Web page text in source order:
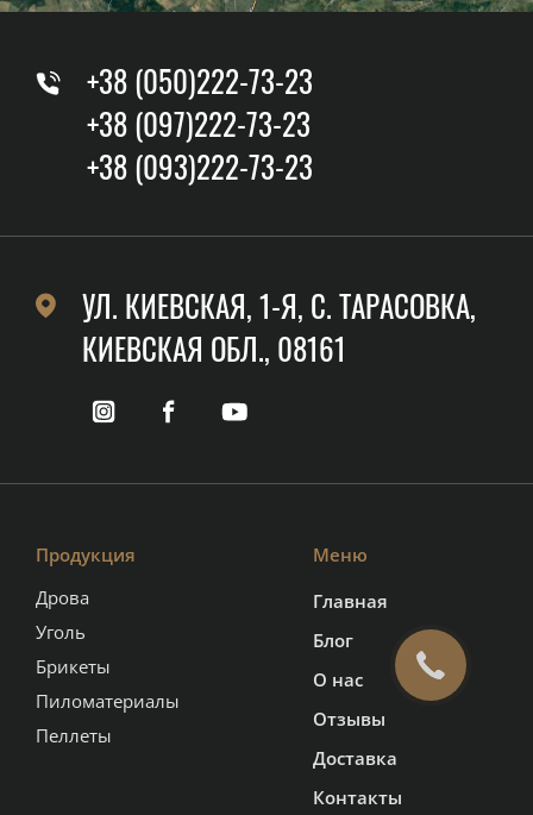
+38 (050)222-73-23
+38 (097)222-73-23
+38 (093)222-73-23
УЛ. КИЕВСКАЯ, 1-Я, C. ТАРАСОВКА,
КИЕВСКАЯ ОБЛ., 08161
Продукция
Дрова
Уголь
Брикеты
Пиломатериалы
Пеллеты
Меню
Главная
Блог
О нас
Отзывы
Доставка
Контакты